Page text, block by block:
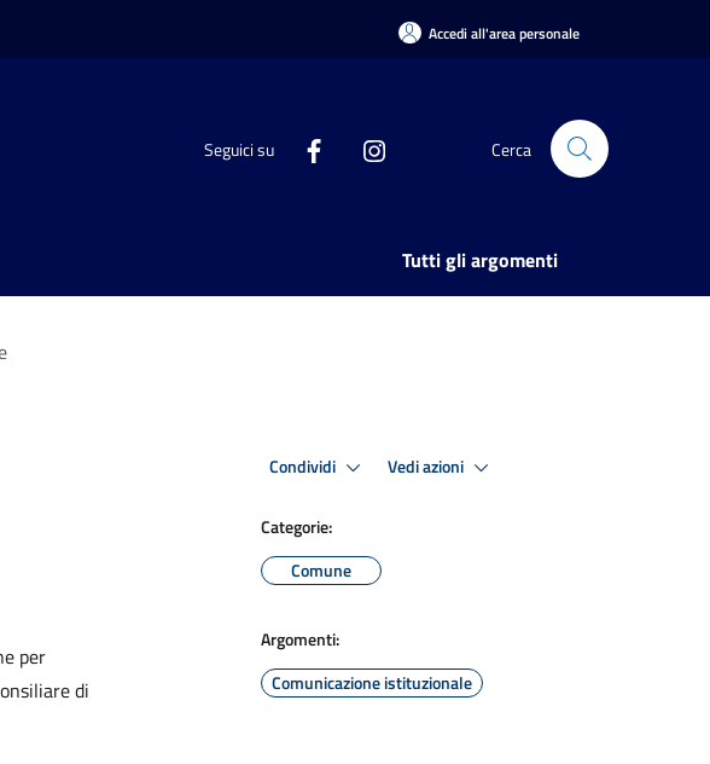
Accedi all'area personale
Seguici su Cerca
Tutti gli argomenti
per
di
Condividi Vedi azioni
Categorie:
Comune
Argomenti:
Comunicazione istituzionale